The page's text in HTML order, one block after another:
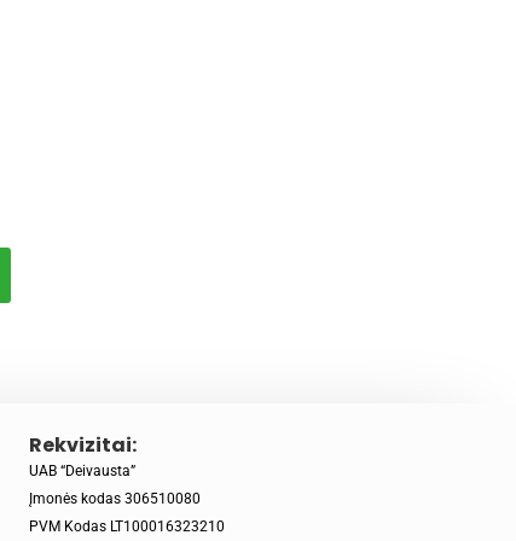
Rekvizitai:
UAB “Deivausta”
Įmonės kodas 306510080
PVM Kodas LT100016323210